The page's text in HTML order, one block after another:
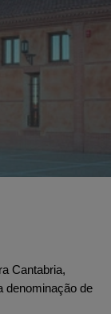
Cantabria,
denominação de